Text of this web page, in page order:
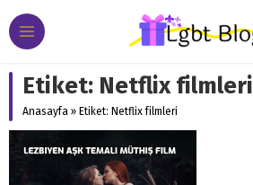
Etiket: Netflix filmleri
Anasayfa » Etiket: Netflix filmleri